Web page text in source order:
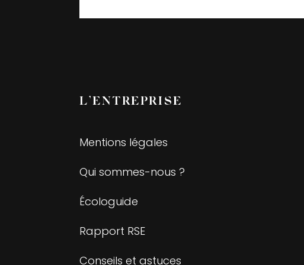
L’ENTREPRISE
Mentions légales
Qui sommes-nous ?
Écologuide
Rapport RSE
Conseils et astuces